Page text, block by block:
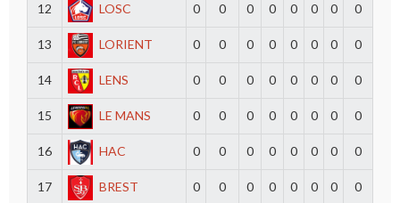
12 LOSC 0 0 0 0 0 0 0 0
13 LORIENT 0 0 0 0 0 0 0 0
14 LENS 0 0 0 0 0 0 0 0
15 LE MANS 0 0 0 0 0 0 0 0
16 HAC 0 0 0 0 0 0 0 0
17 BREST 0 0 0 0 0 0 0 0